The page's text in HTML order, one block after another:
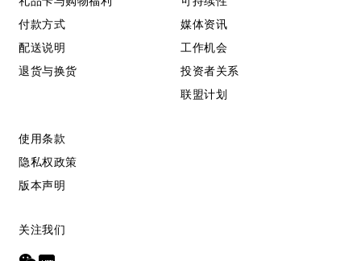
付款方式
配送说明
退货与换货
媒体资讯
工作机会
投资者关系
联盟计划
使用条款
隐私权政策
版本声明
关注我们